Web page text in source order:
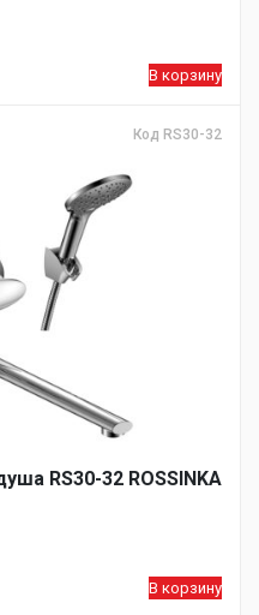
В корзину
Код RS30-32
RS30-32 ROSSINKA
В корзину